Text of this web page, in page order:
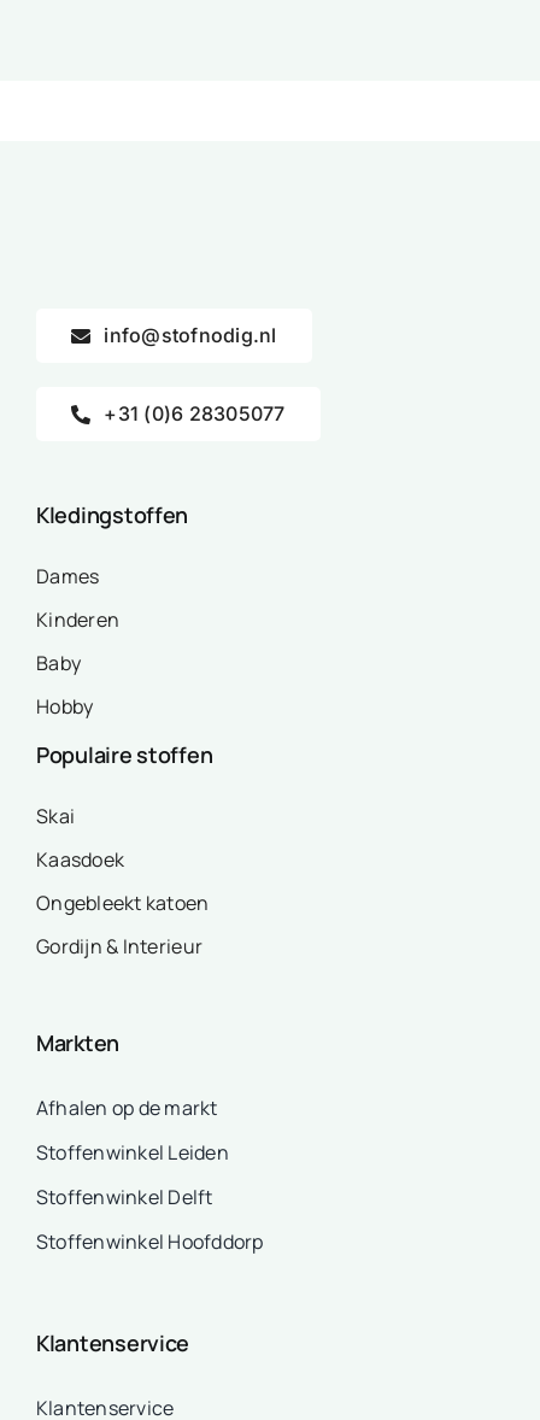
info@stofnodig.nl
+31 (0)6 28305077
Kledingstoffen
Dames
Kinderen
Baby
Hobby
Populaire stoffen
Skai
Kaasdoek
Ongebleekt katoen
Gordijn & Interieur
Markten
Afhalen op de markt
Stoffenwinkel Leiden
Stoffenwinkel Delft
Stoffenwinkel Hoofddorp
Klantenservice
Klantenservice